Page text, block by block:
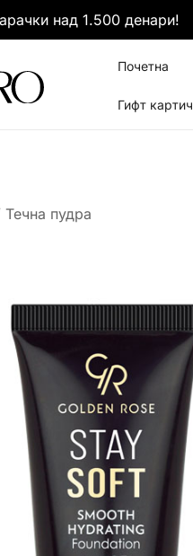
над 1.500 денари!
Почетна
Гифт
Течна пудра